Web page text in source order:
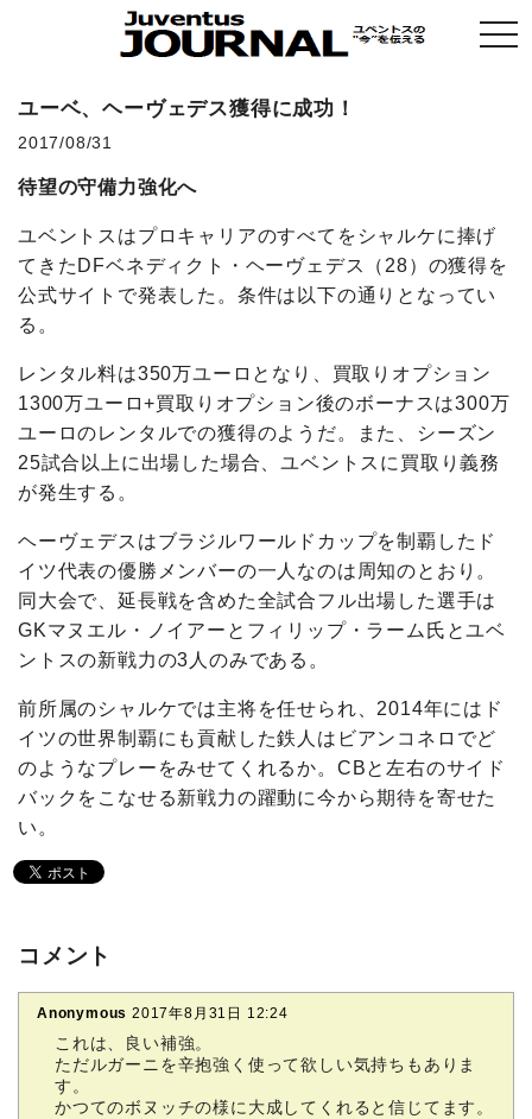
ユーベ、ヘーヴェデス獲得に成功！
2017/08/31
待望の守備力強化へ
ユベントスはプロキャリアのすべてをシャルケに捧げ
てきたDFベネディクト・ヘーヴェデス（28）の獲得を
公式サイトで発表した。条件は以下の通りとなってい
る。
レンタル料は350万ユーロとなり、買取りオプション
1300万ユーロ+買取りオプション後のボーナスは300万
ユーロのレンタルでの獲得のようだ。また、シーズン
25試合以上に出場した場合、ユベントスに買取り義務
が発生する。
ヘーヴェデスはブラジルワールドカップを制覇したド
イツ代表の優勝メンバーの一人なのは周知のとおり。
同大会で、延長戦を含めた全試合フル出場した選手は
GKマヌエル・ノイアーとフィリップ・ラーム氏とユベ
ントスの新戦力の3人のみである。
前所属のシャルケでは主将を任せられ、2014年にはド
イツの世界制覇にも貢献した鉄人はビアンコネロでど
のようなプレーをみせてくれるか。CBと左右のサイド
バックをこなせる新戦力の躍動に今から期待を寄せた
い。
コメント
Anonymous 2017年8月31日 12:24
これは、良い補強。
ただルガーニを辛抱強く使って欲しい気持ちもありま
す。
かつてのボヌッチの様に大成してくれると信じてます。